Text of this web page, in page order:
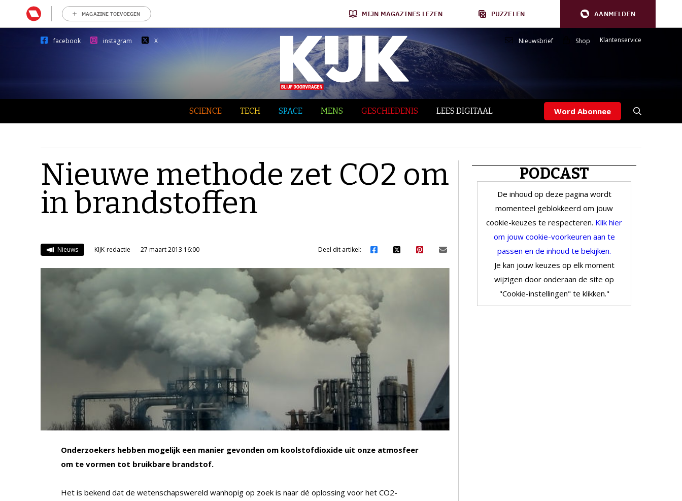
MAGAZINE TOEVOEGEN MIJN MAGAZINES LEZEN PUZZELEN AANMELDEN
facebook instagram X Nieuwsbrief Shop Klantenservice
SCIENCE TECH SPACE MENS GESCHIEDENIS LEES DIGITAAL Word Abonnee
Nieuwe methode zet CO2 om
in brandstoffen
Nieuws KIJK-redactie 27 maart 2013 16:00 Deel dit artikel:
Onderzoekers hebben mogelijk een manier gevonden om koolstofdioxide uit onze atmosfeer
om te vormen tot bruikbare brandstof.
Het is bekend dat de wetenschapswereld wanhopig op zoek is naar dé oplossing voor het CO2-
PODCAST
De inhoud op deze pagina wordt
momenteel geblokkeerd om jouw
cookie-keuzes te respecteren. Klik hier
om jouw cookie-voorkeuren aan te
passen en de inhoud te bekijken.
Je kan jouw keuzes op elk moment
wijzigen door onderaan de site op
"Cookie-instellingen" te klikken."